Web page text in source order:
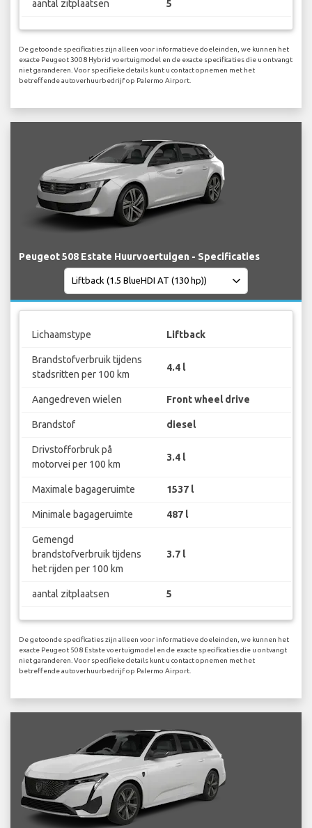
aantal zitplaatsen 5
De getoonde specificaties zijn alleen voor informatieve doeleinden, we kunnen het
exacte Peugeot 3008 Hybrid voertuigmodel en de exacte specificaties die u ontvangt
niet garanderen. Voor specifieke details kunt u contact opnemen met het
betreffende autoverhuurbedrijf op Palermo Airport.
Peugeot 508 Estate Huurvoertuigen - Specificaties
Lichaamstype Liftback
Brandstofverbruik tijdens
stadsritten per 100 km
4.4 l
Aangedreven wielen Front wheel drive
Brandstof diesel
Drivstofforbruk på
motorvei per 100 km
3.4 l
Maximale bagageruimte 1537 l
Minimale bagageruimte 487 l
Gemengd
brandstofverbruik tijdens
het rijden per 100 km
3.7 l
aantal zitplaatsen 5
De getoonde specificaties zijn alleen voor informatieve doeleinden, we kunnen het
exacte Peugeot 508 Estate voertuigmodel en de exacte specificaties die u ontvangt
niet garanderen. Voor specifieke details kunt u contact opnemen met het
betreffende autoverhuurbedrijf op Palermo Airport.